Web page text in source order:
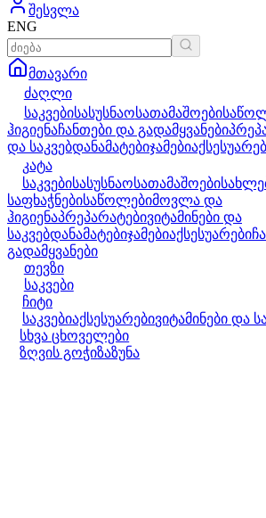
შესვლა
ENG
მთავარი
ძაღლი
საკვებისასუსნაოსათამაშოები
ჰიგიენაჩანთები და გადამყვანები
და საკვებდანამატებიჯამები
კატა
საკვებისასუსნაოსათამაშოები
საფხაჭნებისაწოლებიმოვლა და
ჰიგიენაპრეპარატებივიტამინები და
საკვებდანამატებიჯამებიაქსესუარები
გადამყვანები
თევზი
საკვები
ჩიტი
საკვებიაქსესუარებივიტამინები და
სხვა ცხოველები
ზღვის გოჭიზაზუნა